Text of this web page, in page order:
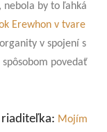
, nebola by to ľahká
Erewhon v tvare
v spojení s
povedať
Mojím